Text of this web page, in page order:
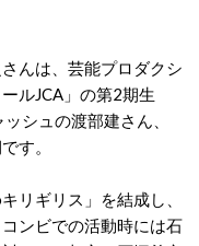
んは、芸能プロダクシ
ルJCA」の第2期生
シュの渡部建さん、
す。
リギリス」を結成し、
ンビでの活動時には石